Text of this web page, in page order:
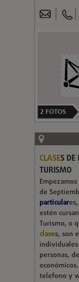
2 FOTOS
CLASES DE
TURISMO
de
particular
estén
Turismo, o
clases, son
personas,
telefono y